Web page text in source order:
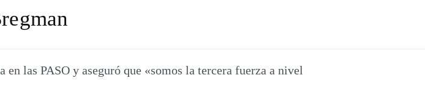
las PASO y aseguró que «somos la tercera fuerza a nivel